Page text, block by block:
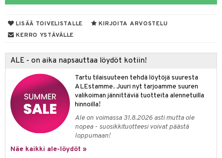
LISÄÄ TOIVELISTALLE
KIRJOITA ARVOSTELU
KERRO YSTÄVÄLLE
ALE - on aika napsauttaa löydöt kotiin!
Tartu tilaisuuteen tehdä löytöjä suuresta
ALEstamme. Juuri nyt tarjoamme suuren
valikoiman jännittäviä tuotteita alennetuilla
hinnoilla!
Ale on voimassa 31.8.2026 asti mutta ole
nopea - suosikkituotteesi voivat päästä
loppumaan!
Näe kaikki ale-löydöt »
Leivontavuoat
& Vihannesveitset
sisustus
tarvikkeita
tekstiilit
koristelu
Saalit